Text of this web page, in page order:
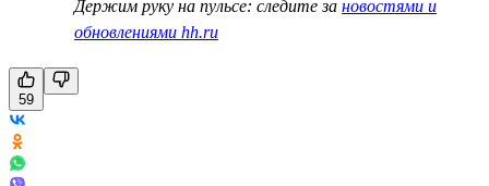
Держим руку на пульсе: следите за новостями и
обновлениями hh.ru
59